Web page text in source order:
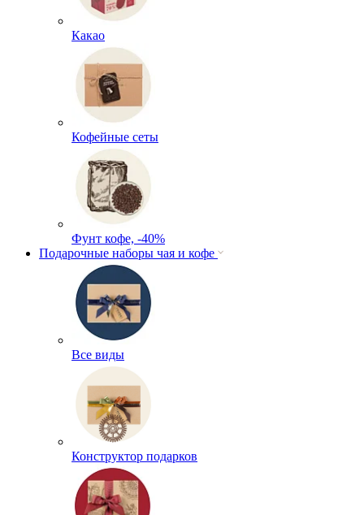
Какао
Кофейные сеты
Фунт кофе, -40%
Подарочные наборы чая и кофе
Все виды
Конструктор подарков